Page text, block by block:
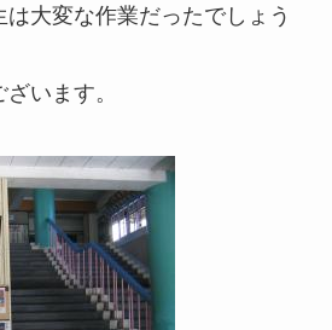
大変な作業だったでしょう
います。